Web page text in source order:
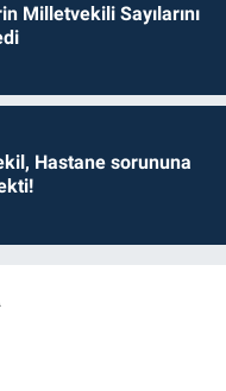
Milletvekili Sayılarını
Hastane sorununa